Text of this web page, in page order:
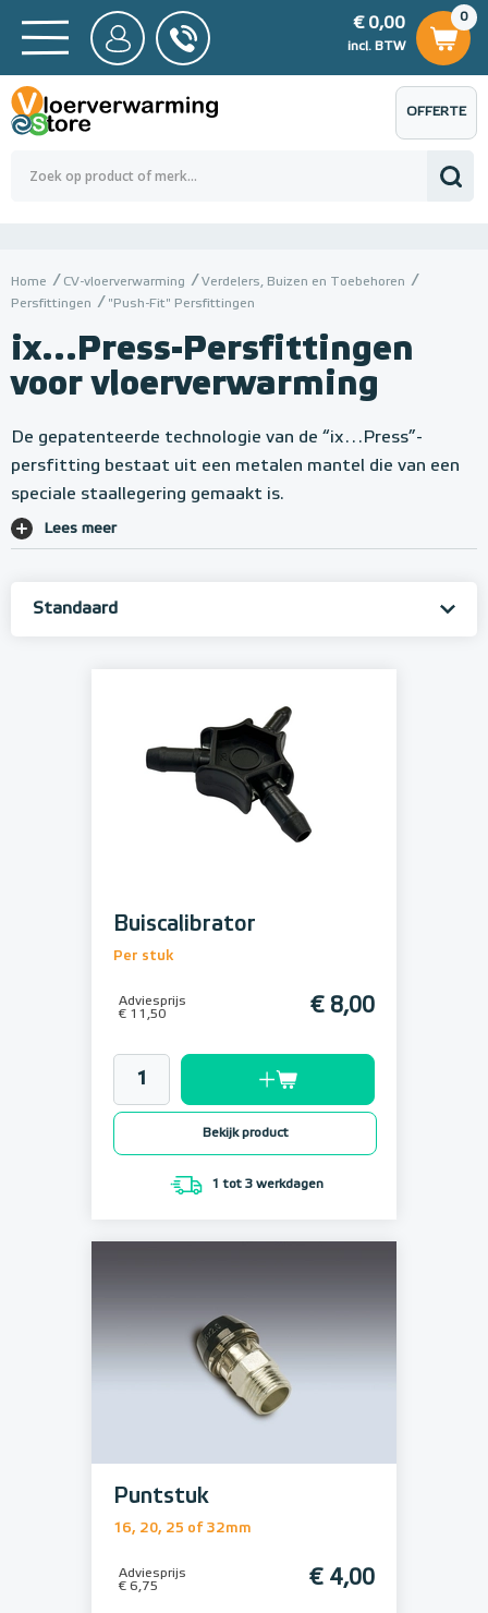
BTW
0,00
0
€ 0,00
incl. BTW
€ 0,00
OFFERTE
AANVRAGEN
Home CV-vloerverwarming
Verdelers, Buizen en Toebehoren
Persfittingen
"Push-Fit" Persfittingen
ix...Press-Persfittingen
voor vloerverwarming
De gepatenteerde technologie van de “ix…Press”-
persfitting bestaat uit een metalen mantel die van een
speciale staallegering gemaakt is.
Lees meer
Buiscalibrator
Per stuk
Adviesprijs
€ 11,50
€ 8,00
Bekijk product
1 tot 3 werkdagen
Puntstuk
16, 20, 25 of 32mm
Adviesprijs
€ 6,75
€ 4,00